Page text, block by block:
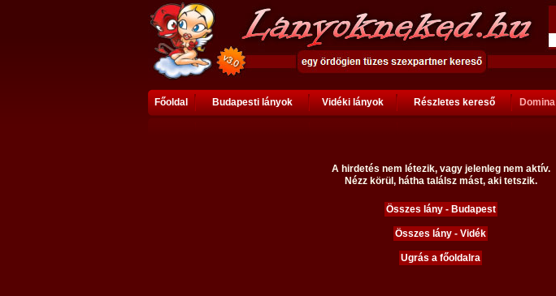
Főoldal Budapesti lányok Vidéki lányok Részletes kereső Domina
A hirdetés nem létezik, vagy jelenleg nem aktív.
Nézz körül, hátha találsz mást, aki tetszik.
Összes lány - Budapest
Összes lány - Vidék
Ugrás a főoldalra